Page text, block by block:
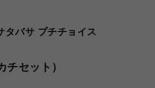
タバサ プチチョイス
チセット）